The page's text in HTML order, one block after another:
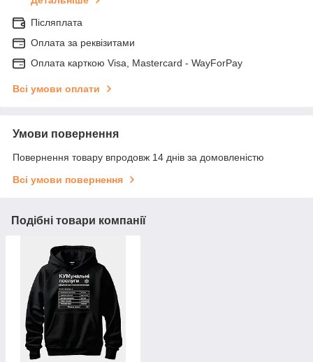
Післяплата
Оплата за реквізитами
Оплата карткою Visa, Mastercard - WayForPay
Всі умови оплати
Умови повернення
Повернення товару впродовж 14 днів за домовленістю
Всі умови повернення
Подібні товари компанії